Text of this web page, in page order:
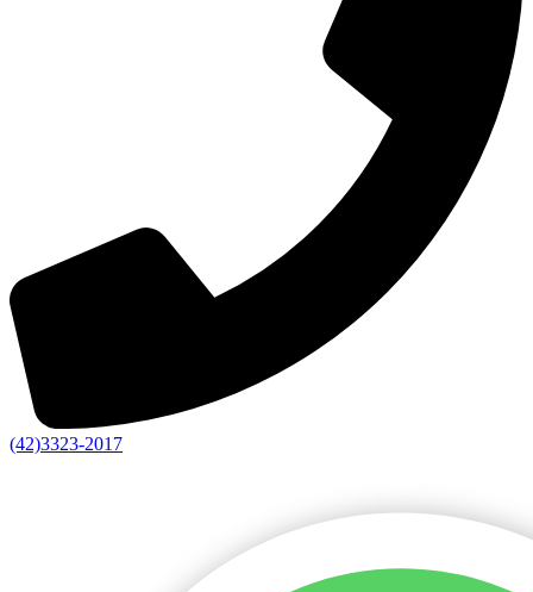
(42)3323-2017